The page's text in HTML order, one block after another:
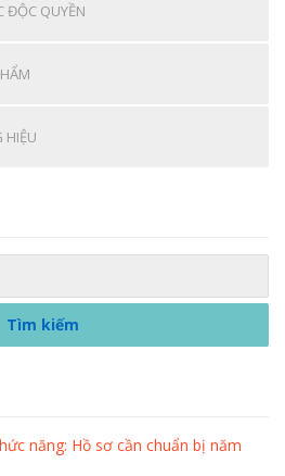
ĐỘC QUYỀN
HIỆU
năng: Hồ sơ cần chuẩn bị năm